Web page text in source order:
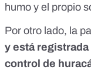
humo y el propio
Por otro lado, la
y está
control de